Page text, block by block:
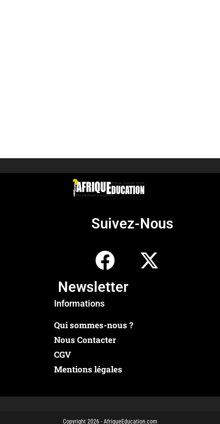
Suivez-Nous
Newsletter
Informations
Qui sommes-nous ?
Nous Contacter
CGV
Mentions légales
Copyright 2026 - AfriqueEducation.com